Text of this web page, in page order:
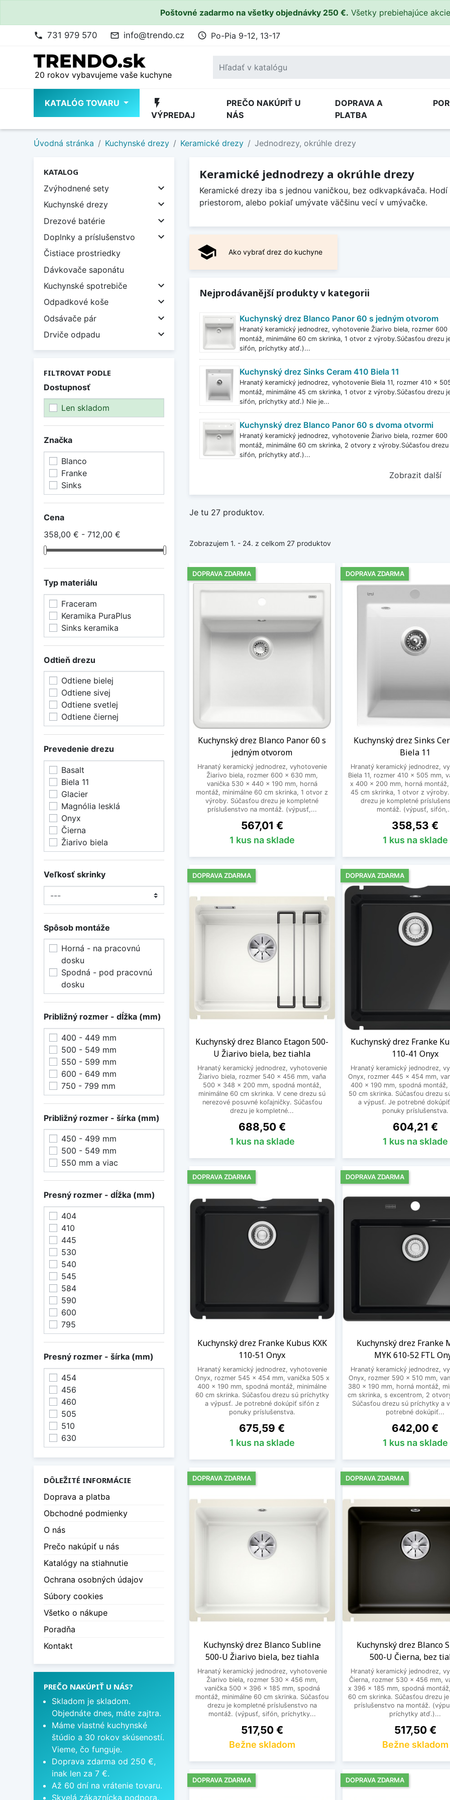
Poštovné zadarmo na všetky objednávky 250 €. Všetky prebiehajúce akcie
phone 731 979 570 mail_outline info@trendo.cz access_time Po-Pia 9-12, 13-17
20 rokov vybavujeme vaše kuchyne
KATALÓG TOVARU flash_on
VÝPREDAJ
PREČO NAKÚPIŤ U
NÁS
DOPRAVA A
PLATBA
Úvodná stránka Kuchynské drezy Keramické drezy Jednodrezy, okrúhle drezy
KATALOG
Zvýhodnené sety

Kuchynské drezy 
Drezové batérie 
Doplnky a príslušenstvo 
Čistiace prostriedky
Dávkovače saponátu
Kuchynské spotrebiče

Odpadkové koše 
Odsávače pár 
Drviče odpadu 
FILTROVAT PODLE
Dostupnosť
Len skladom
Značka
Blanco
Franke
Sinks
Cena
358,00 € - 712,00 €
Typ materiálu
Fraceram
Keramika PuraPlus
Sinks keramika
Odtieň drezu
Odtiene bielej
Odtiene sivej
Odtiene svetlej
Odtiene čiernej
Prevedenie drezu
Basalt
Biela 11
Glacier
Magnólia lesklá
Onyx
Čierna
Žiarivo biela
Veľkosť skrinky
Spôsob montáže
Horná - na pracovnú
dosku
Spodná - pod pracovnú
dosku
Približný rozmer - dĺžka (mm)
400 - 449 mm
500 - 549 mm
550 - 599 mm
600 - 649 mm
750 - 799 mm
Približný rozmer - šírka (mm)
450 - 499 mm
500 - 549 mm
550 mm a viac
Presný rozmer - dĺžka (mm)
404
410
445
530
540
545
584
590
600
795
Presný rozmer - šírka (mm)
454
456
460
505
510
630
DÔLEŽITÉ INFORMÁCIE
Doprava a platba
Obchodné podmienky
O nás
Prečo nakúpiť u nás
Katalógy na stiahnutie
Ochrana osobných údajov
Súbory cookies
Všetko o nákupe
Poradňa
Kontakt
PREČO NAKÚPIŤ U NÁS?
Skladom je skladom.
Objednáte dnes, máte zajtra.
Máme vlastné kuchynské
štúdio a 30 rokov skúseností.
Vieme, čo funguje.
Doprava zdarma od 250 €,
inak len za 7 €.
Až 60 dní na vrátenie tovaru.
Skvelá zákaznícka podpora.
Keramické jednodrezy a okrúhle drezy
Keramické drezy iba s jednou vaničkou, bez odkvapkávača.
priestorom, alebo pokiaľ umývate väčšinu vecí v umývačke.
school Ako vybrať drez do kuchyne
Nejprodávanější produkty v kategorii
Kuchynský drez Blanco Panor 60 s jedným otvorom
Hranatý keramický jednodrez, vyhotovenie Žiarivo biela, rozmer
montáž, minimálne 60 cm skrinka, 1 otvor z výroby.Súčasťou drezu
sifón, príchytky atď.)...
Kuchynský drez Sinks Ceram 410 Biela 11
Hranatý keramický jednodrez, vyhotovenie Biela 11, rozmer 410 x
montáž, minimálne 45 cm skrinka, 1 otvor z výroby.Súčasťou drezu
sifón, príchytky atď.) Nie je...
Kuchynský drez Blanco Panor 60 s dvoma otvormi
Hranatý keramický jednodrez, vyhotovenie Žiarivo biela, rozmer
montáž, minimálne 60 cm skrinka, 2 otvory z výroby.Súčasťou
sifón, príchytky atď.)...
Zobrazit další
Je tu 27 produktov.
Zobrazujem 1. - 24. z celkom 27 produktov
Kuchynský drez Blanco Panor 60 s
jedným otvorom
Hranatý keramický jednodrez, vyhotovenie
Žiarivo biela, rozmer 600 x 630 mm,
vanička 530 x 440 x 190 mm, horná
montáž, minimálne 60 cm skrinka, 1 otvor z
výroby. Súčasťou drezu je kompletné
príslušenstvo na montáž. (výpusť,...
Cena
567,01 €
1 kus na sklade
DOPRAVA ZDARMA
Kuchynský drez Sinks
Biela 11
Hranatý keramický jednodrez,
Biela 11, rozmer 410 x 505 mm,
x 400 x 200 mm, horná montáž,
45 cm skrinka, 1 otvor z
drezu je kompletné
montáž. (výpusť,
Cena
358,53 €
1 kus na sklade
DOPRAVA ZDARMA
Kuchynský drez Blanco Etagon 500-
U Žiarivo biela, bez tiahla
Hranatý keramický jednodrez, vyhotovenie
Žiarivo biela, rozmer 540 x 456 mm, vaňa
500 x 348 x 200 mm, spodná montáž,
minimálne 60 cm skrinka. V cene drezu sú
nerezové posuvné koľajničky. Súčasťou
drezu je kompletné...
Cena
688,50 €
1 kus na sklade
DOPRAVA ZDARMA
Kuchynský drez Franke
110-41 Onyx
Hranatý keramický jednodrez,
Onyx, rozmer 445 x 454 mm,
400 x 190 mm, spodná montáž,
50 cm skrinka. Súčasťou drezu
a výpusť. Je potrebné
ponuky príslušenstva.
Cena
604,21 €
1 kus na sklade
DOPRAVA ZDARMA
Kuchynský drez Franke Kubus KXK
110-51 Onyx
Hranatý keramický jednodrez, vyhotovenie
Onyx, rozmer 545 x 454 mm, vanička 505 x
400 x 190 mm, spodná montáž, minimálne
60 cm skrinka. Súčasťou drezu sú príchytky
a výpusť. Je potrebné dokúpiť sifón z
ponuky príslušenstva.
Cena
675,59 €
1 kus na sklade
DOPRAVA ZDARMA
Kuchynský drez Franke
MYK 610-52 FTL
Hranatý keramický jednodrez,
Onyx, rozmer 590 x 510 mm,
380 x 190 mm, horná montáž,
cm skrinka, s excentrom, 2
Súčasťou drezu sú príchytky a
potrebné dokúpiť...
Cena
642,00 €
1 kus na sklade
DOPRAVA ZDARMA
Kuchynský drez Blanco Subline
500-U Žiarivo biela, bez tiahla
Hranatý keramický jednodrez, vyhotovenie
Žiarivo biela, rozmer 530 x 456 mm,
vanička 500 x 396 x 185 mm, spodná
montáž, minimálne 60 cm skrinka. Súčasťou
drezu je kompletné príslušenstvo na
montáž. (výpusť, sifón, príchytky...
Cena
517,50 €
Bežne skladom
DOPRAVA ZDARMA
Kuchynský drez Blanco
500-U Čierna, bez
Hranatý keramický jednodrez,
Čierna, rozmer 530 x 456 mm,
x 396 x 185 mm, spodná
60 cm skrinka. Súčasťou drezu
príslušenstvo na montáž.
príchytky atď.)...
Cena
517,50 €
Bežne skladom
DOPRAVA ZDARMA
DOPRAVA ZDARMA DOPRAVA ZDARMA